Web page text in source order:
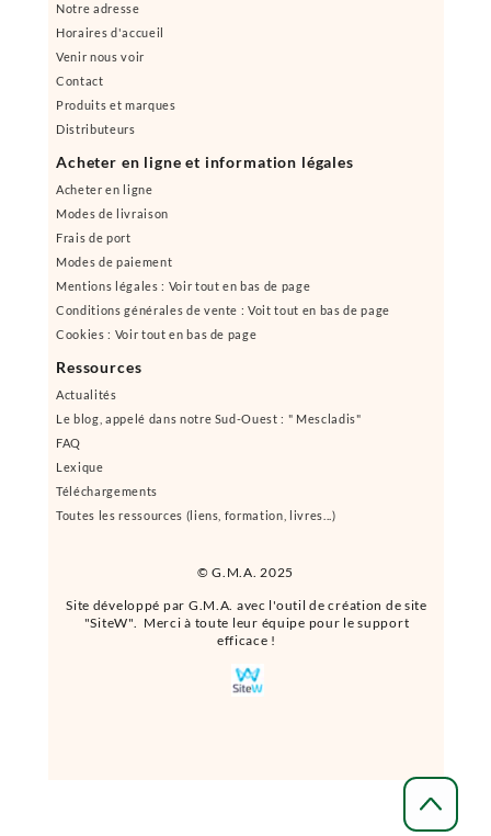
© G.M.A. 2025
Site développé par G.M.A. avec l'outil de création de site
"SiteW". Merci à toute leur équipe pour le support
efficace !
Notre adresse
Horaires d'accueil
Venir nous voir
Contact
Produits et marques
Distributeurs
Acheter en ligne et information légales
Acheter en ligne
Modes de livraison
Frais de port
Modes de paiement
Mentions légales : Voir tout en bas de page
Conditions générales de vente : Voit tout en bas de page
Cookies : Voir tout en bas de page
Ressources
Actualités
Le blog, appelé dans notre Sud-Ouest : " Mescladis"
FAQ
Lexique
Téléchargements
Toutes les ressources (liens, formation, livres...)